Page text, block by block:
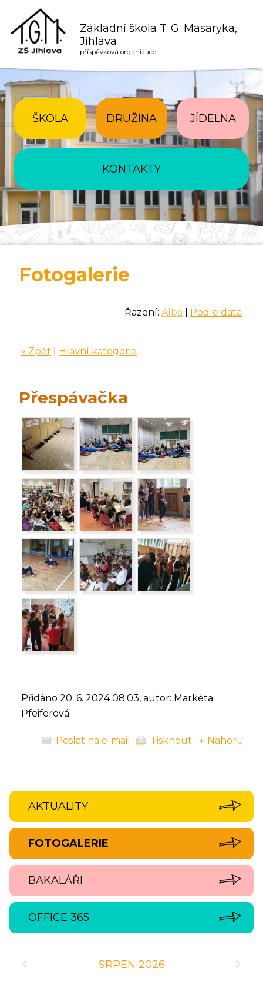
Základní škola T. G. Masaryka,
Jihlava
příspěvková organizace
ŠKOLA DRUŽINA JÍDELNA
KONTAKTY
Fotogalerie
Řazení: Alba Podle data
« Zpět Hlavní kategorie
Přespávačka
Přidáno 20. 6. 2024 08.03, autor: Markéta
Pfeiferová
Poslat na e-mail Tisknout ↑ Nahoru
AKTUALITY
FOTOGALERIE
BAKALÁŘI
OFFICE 365
SRPEN 2026